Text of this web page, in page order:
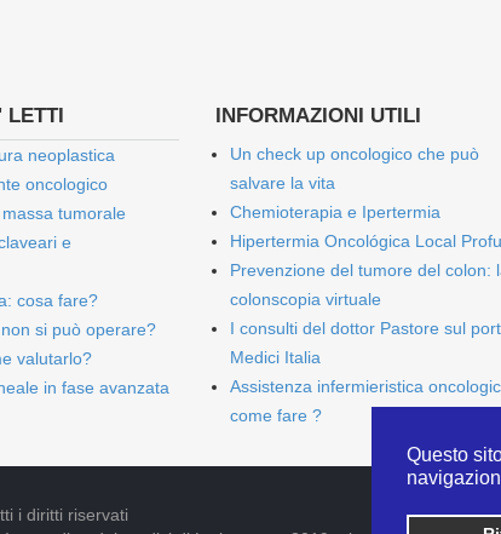
Questo
LETTI
neoplastica
oncologico
tumorale
e
cosa fare?
si può operare?
valutarlo?
in fase avanzata
INFORMAZIONI UTILI
Un check up oncologico che può
salvare la vita
Chemioterapia e Ipertermia
Hipertermia Oncológica Local
Prevenzione del tumore del colon:
colonscopia virtuale
I consulti del dottor Pastore sul
Medici Italia
Assistenza infermieristica
come fare ?
i diritti riservati